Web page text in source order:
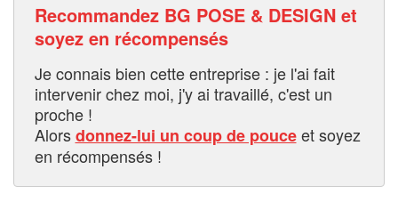
Recommandez BG POSE & DESIGN et
soyez en récompensés
Je connais bien cette entreprise : je l'ai fait
intervenir chez moi, j'y ai travaillé, c'est un
proche !
Alorsdonnez-lui un coup de pouceet soyez
en récompensés !